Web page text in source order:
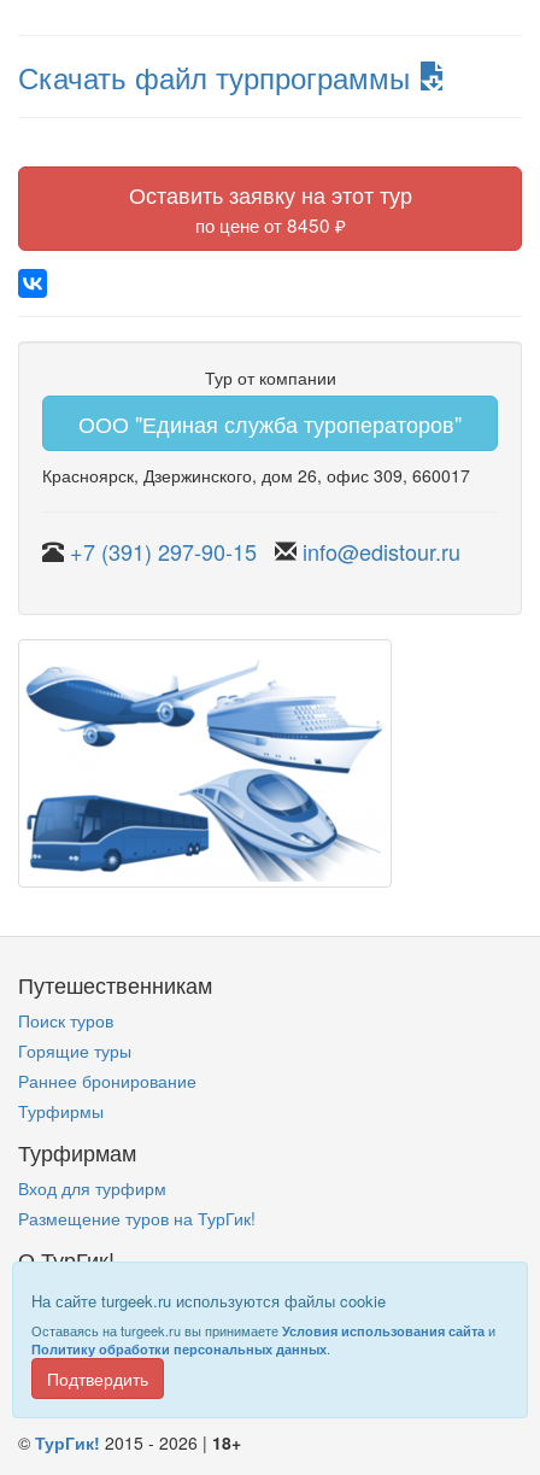
Скачать файл турпрограммы
Оставить заявку на этот тур
по цене от 8450 ₽
Тур от компании
ООО "Единая служба туроператоров"
Красноярск, Дзержинского, дом 26, офис 309, 660017
+7 (391) 297-90-15 info@edistour.ru
На сайте turgeek.ru используются файлы cookie
Оставаясь на turgeek.ru вы принимаете Условия использования сайта и
Политику обработки персональных данных.
Подтвердить
Путешественникам
Поиск туров
Горящие туры
Раннее бронирование
Турфирмы
Турфирмам
Вход для турфирм
Размещение туров на ТурГик!
О ТурГик!
Кто такой ТурГик?
Правовая информация
Информация наTurGeek.ru
© ТурГик! 2015 - 2026 | 18+